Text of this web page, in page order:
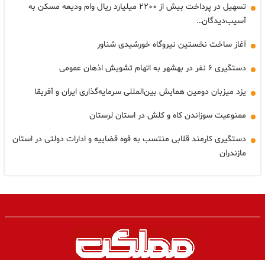
تسهیل در پرداخت بیش از ۲۲۰۰ میلیارد ریال وام ودیعه مسکن به
آسیب‌دیدگان…
آغاز ساخت نخستین نیروگاه خورشیدی شناور
دستگیری ۶ نفر در بهشهر به اتهام تشویش اذهان عمومی
یزد میزبان دومین همایش بین‌المللی سرمایه‌گذاری ایران و آفریقا
ممنوعیت سوزاندن کاه و کلش در استان لرستان
دستگیری کارمند قلابی منتسب به قوه قضاییه و ادارات دولتی در استان
مازندران